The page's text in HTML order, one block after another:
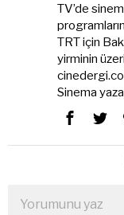
TV’de
TRT için
yirminin
Sinema